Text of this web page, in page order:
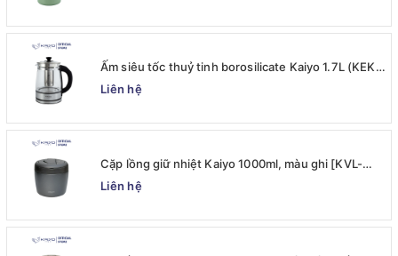
Ấm siêu tốc thuỷ tinh borosilicate Kaiyo 1.7L (KEK-
062)
Liên hệ
Cặp lồng giữ nhiệt Kaiyo 1000ml, màu ghi [KVL-
6537]
Liên hệ